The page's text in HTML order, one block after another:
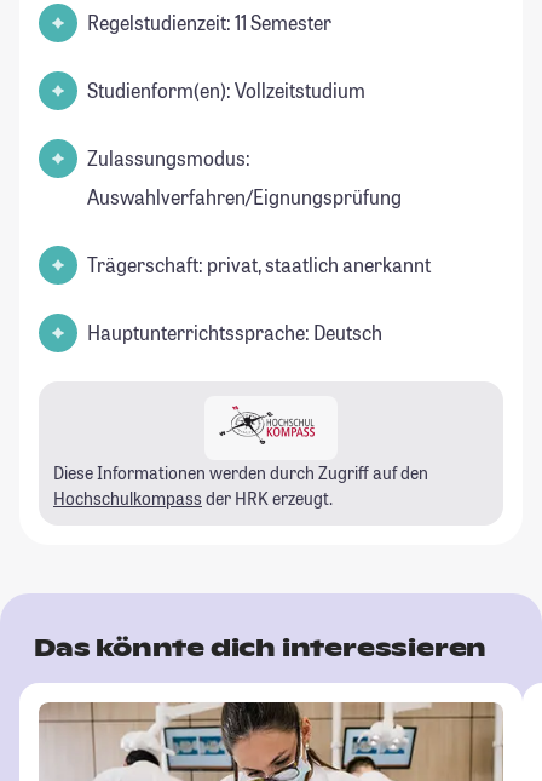
Regelstudienzeit: 11 Semester
Studienform(en): Vollzeitstudium
Zulassungsmodus:
Auswahlverfahren/Eignungsprüfung
Trägerschaft: privat, staatlich anerkannt
Hauptunterrichtssprache: Deutsch
Diese Informationen werden durch Zugriff auf den
Hochschulkompass der HRK erzeugt.
Das könnte dich interessieren